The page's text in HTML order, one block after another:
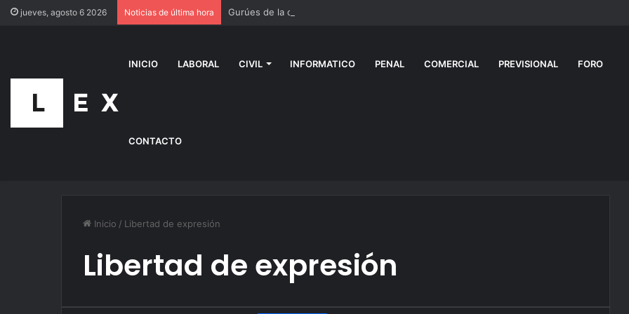
jueves, agosto 6 2026 Noticias de última hora Gurúes de la city prevén una inflación menor al 30% en 2026, pero recortaron el
INICIO LABORAL CIVIL INFORMATICO PENAL COMERCIAL PREVISIONAL FORO
CONTACTO
Inicio / Libertad de expresión
Libertad de expresión